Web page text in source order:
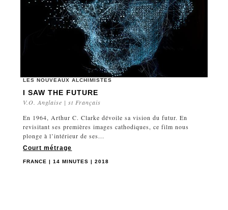
LES NOUVEAUX ALCHIMISTES
I SAW THE FUTURE
V.O. Anglaise | st Français
En 1964, Arthur C. Clarke dévoile sa vision du futur. En
revisitant ses premières images cathodiques, ce film nous
plonge à l’intérieur de ses...
Court métrage
FRANCE | 14 MINUTES | 2018